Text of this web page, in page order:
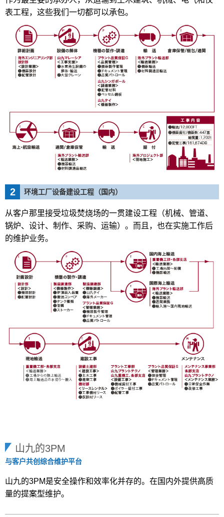
表工程，这些我们一切都可以承包。
2 环境工厂设备建设工程（国内）
从客户那里接受垃圾焚烧场的一贯建设工程（机械、管道、
锅炉、设计、制作、采购、运输）。而且，也在实施工作后
的维护业务。
山九的3PM
与客户共创综合维护平台
山九的3PM是安全操作和效率化并存的。在国内外提供高质
量的提案型维护。